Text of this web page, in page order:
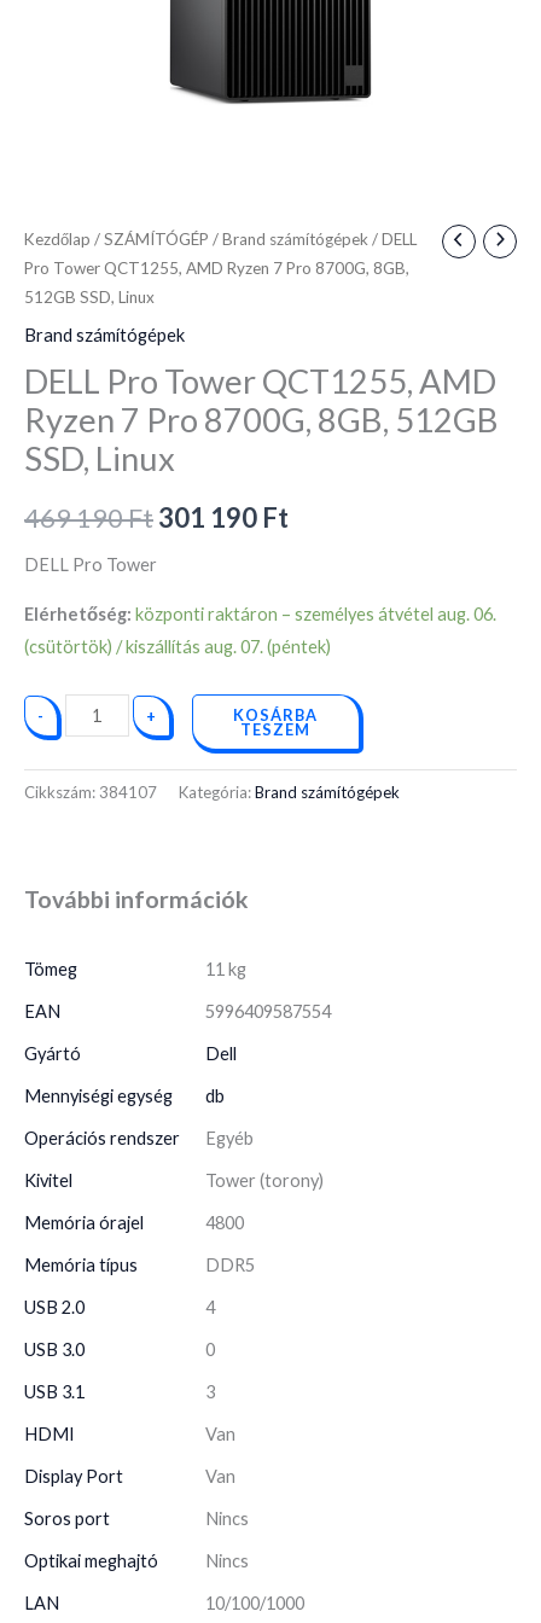
Kezdőlap /SZÁMÍTÓGÉP /Brand számítógépek / DELL
Pro Tower QCT1255, AMD Ryzen 7 Pro 8700G, 8GB,
512GB SSD, Linux
Brand számítógépek
DELL Pro Tower QCT1255, AMD
Ryzen 7 Pro 8700G, 8GB, 512GB
SSD, Linux
469 190Ft301 190 Ft
DELL Pro Tower
Elérhetőség: központi raktáron – személyes átvétel aug. 06.
(csütörtök) / kiszállítás aug. 07. (péntek)
- + KOSÁRBA
TESZEM
Cikkszám: 384107 Kategória:Brand számítógépek
További információk
Tömeg 11 kg
EAN 5996409587554
Gyártó Dell
Mennyiségi egység db
Operációs rendszer Egyéb
Kivitel Tower (torony)
Memória órajel 4800
Memória típus DDR5
USB 2.0 4
USB 3.0 0
USB 3.1 3
HDMI Van
Display Port Van
Soros port Nincs
Optikai meghajtó Nincs
LAN 10/100/1000